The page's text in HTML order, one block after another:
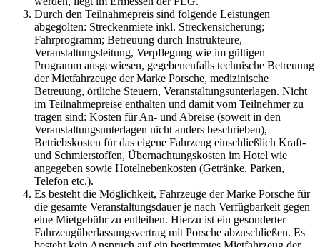
Durch den Teilnahmepreis sind folgende Leistungen
abgegolten: Streckenmiete inkl. Streckensicherung;
Fahrprogramm; Betreuung durch Instrukteure,
Veranstaltungsleitung, Verpflegung wie im gültigen
Programm ausgewiesen, gegebenenfalls technische Betreuung
der Mietfahrzeuge der Marke Porsche, medizinische
Betreuung, örtliche Steuern, Veranstaltungsunterlagen. Nicht
im Teilnahmepreise enthalten und damit vom Teilnehmer zu
tragen sind: Kosten für An- und Abreise (soweit in den
Veranstaltungsunterlagen nicht anders beschrieben),
Betriebskosten für das eigene Fahrzeug einschließlich Kraft-
und Schmierstoffen, Übernachtungskosten im Hotel wie
angegeben sowie Hotelnebenkosten (Getränke, Parken,
Telefon etc.).
Es besteht die Möglichkeit, Fahrzeuge der Marke Porsche für
die gesamte Veranstaltungsdauer je nach Verfügbarkeit gegen
eine Mietgebühr zu entleihen. Hierzu ist ein gesonderter
Fahrzeugüberlassungsvertrag mit Porsche abzuschließen. Es